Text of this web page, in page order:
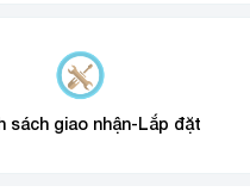
sách giao nhận-Lắp đặt